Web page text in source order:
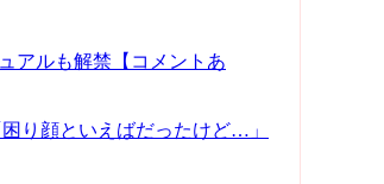
アルも解禁【コメントあ
り顔といえばだったけど…」